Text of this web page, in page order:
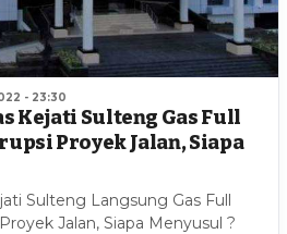
- 23:30
Kejati Sulteng Gas Full
Proyek Jalan, Siapa
Sulteng Langsung Gas Full
Jalan, Siapa Menyusul ?